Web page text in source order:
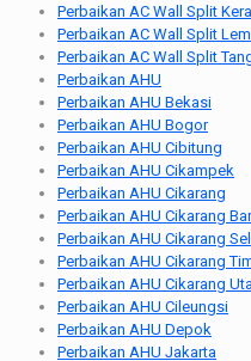
Perbaikan AC Wall Split
Perbaikan AC Wall Split
Perbaikan AC Wall Split
Perbaikan AHU
Perbaikan AHU Bekasi
Perbaikan AHU Bogor
Perbaikan AHU Cibitung
Perbaikan AHU Cikampek
Perbaikan AHU Cikarang
Perbaikan AHU Cikarang
Perbaikan AHU Cikarang
Perbaikan AHU Cikarang
Perbaikan AHU Cikarang
Perbaikan AHU Cileungsi
Perbaikan AHU Depok
Perbaikan AHU Jakarta